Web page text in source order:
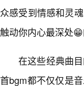
众感受到情感和灵
触动你内心最深处😁
在这些经典曲
首bgm都不仅仅是